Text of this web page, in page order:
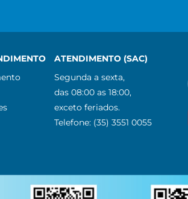
ATENDIMENTO (SAC)
Segunda a sexta,
das 08:00 as 18:00,
exceto feriados.
Telefone: (35) 3551 0055